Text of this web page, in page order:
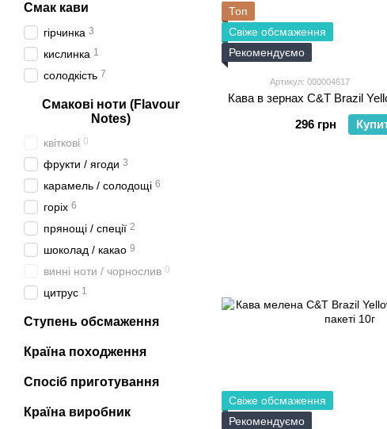
Топ
Свіже обсмаження
Рекомендуємо
Артикул: 000004617
Кава в зернах C&T Brazil
296 грн
Свіже обсмаження
Рекомендуємо
Смак кави
гірчинка 3
кислинка 1
солодкість 7
Смакові ноти (Flavour
Notes)
квіткові 0
фрукти / ягоди 3
карамель / солодощі 6
горіх 6
прянощі / спеції 2
шоколад / какао 9
винні ноти / чорнослив 0
цитрус 1
Ступень обсмаження
Країна походження
Спосіб приготування
Країна виробник